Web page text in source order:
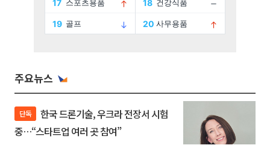
주요뉴스
단독
중…“스타트업 여러 곳 참여”